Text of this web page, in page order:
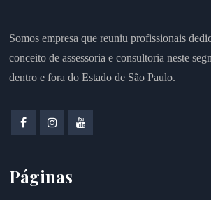
Somos empresa que reuniu profissionais
conceito de assessoria e consultoria neste
dentro e fora do Estado de São Paulo.
Páginas